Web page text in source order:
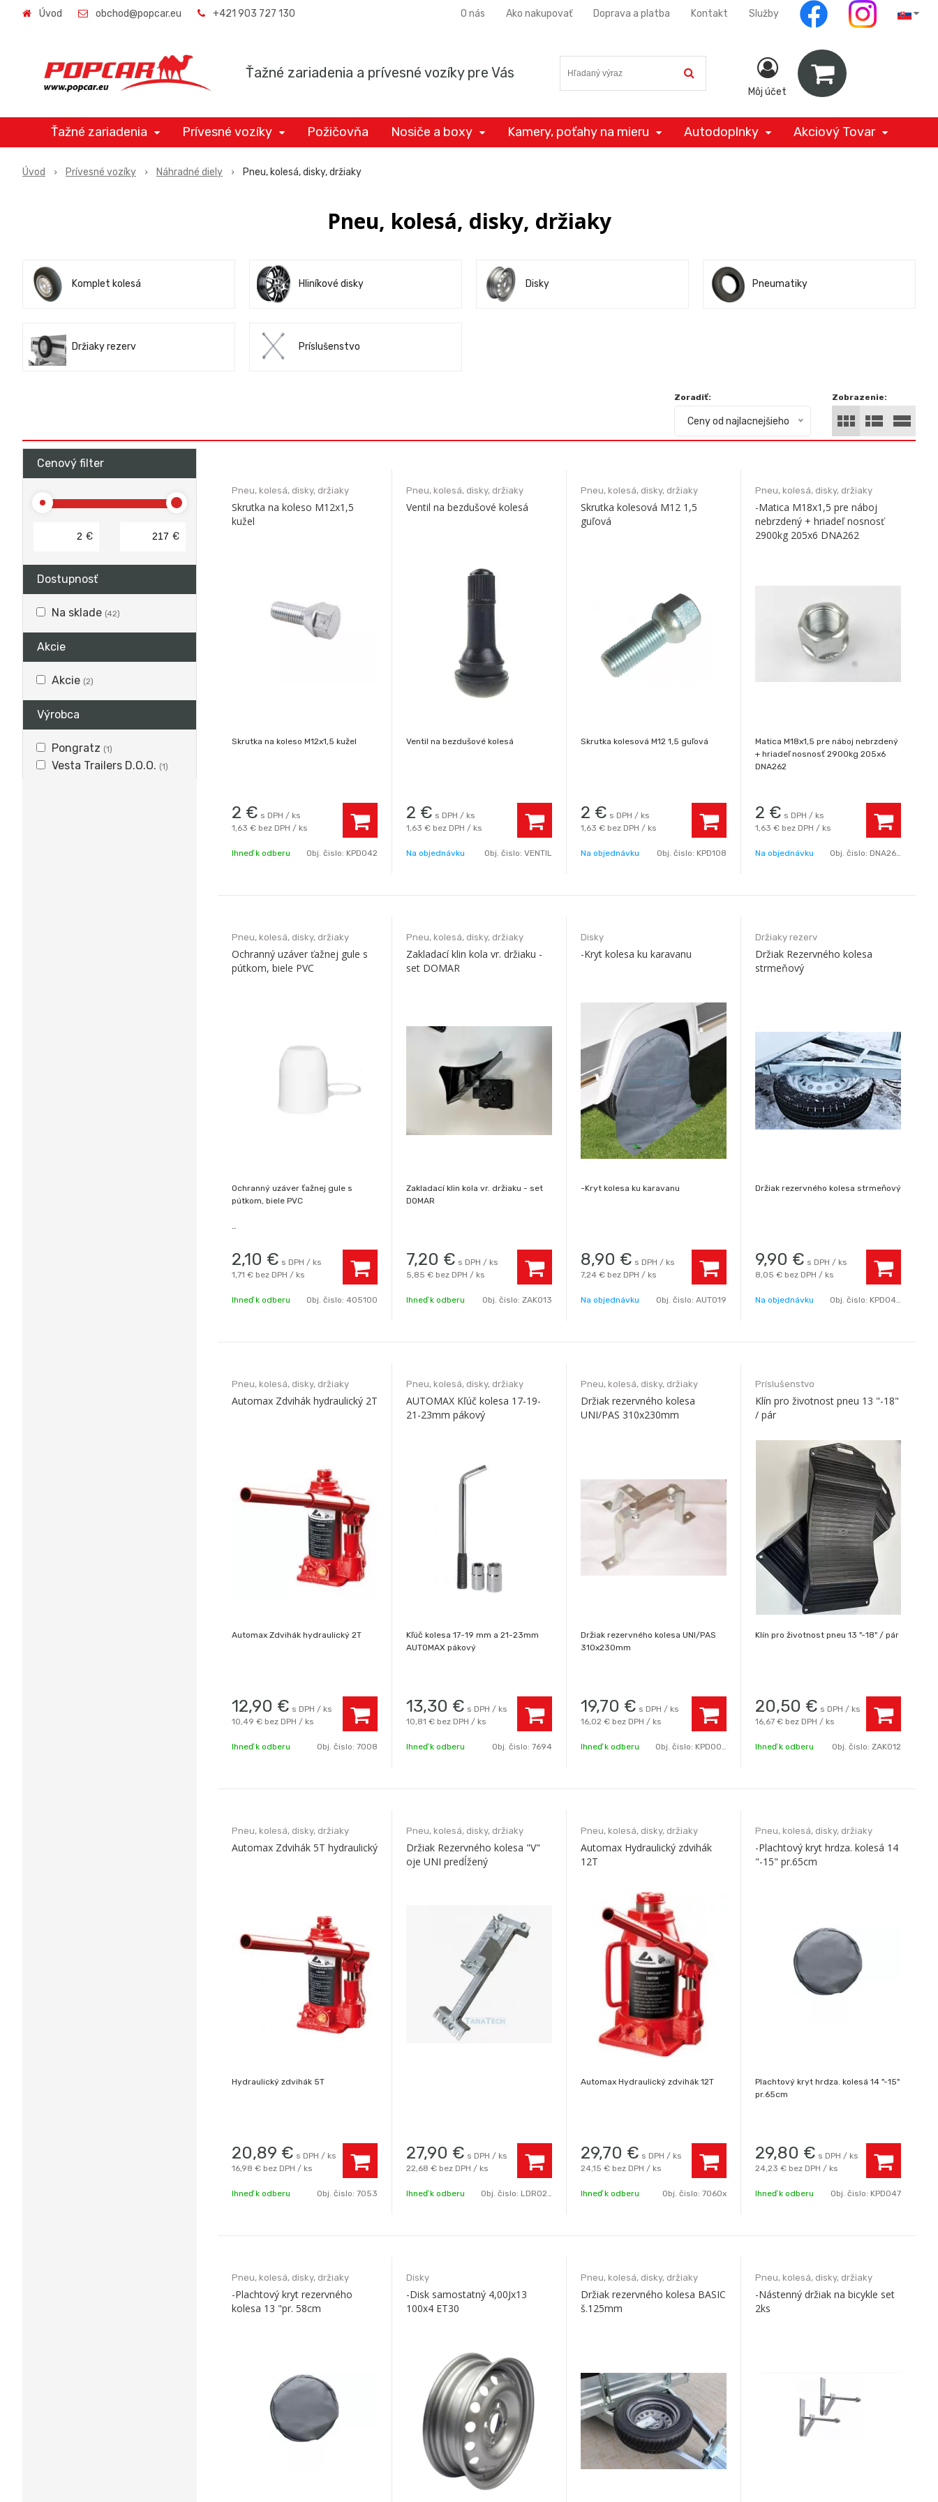
Ťažné zariadenia a prívesné vozíky pre Vás
Úvod obchod@popcar.eu +421 903 727 130 O nás Ako nakupovať Doprava a platba Kontakt Služby
Môj účet
Ťažné zariadenia Prívesné vozíky Požičovňa Nosiče a boxy Kamery, poťahy na mieru Autodoplnky Akciový Tovar
Úvod Prívesné vozíky Náhradné diely Pneu, kolesá, disky, držiaky
Pneu, kolesá, disky, držiaky
Komplet kolesá Hliníkové disky Disky Pneumatiky
Držiaky rezerv Príslušenstvo
Zobrazenie:
Zoradiť:
Ceny od najlacnejšieho
Cenový filter
€ €
Dostupnosť
Na sklade (42)
Akcie
Akcie (2)
Výrobca
Pongratz (1)
Vesta Trailers D.O.O. (1)
Pneu, kolesá, disky, držiaky
Skrutka na koleso M12x1,5
kužel
Skrutka na koleso M12x1,5 kužel
2 € s DPH / ks
1,63 € bez DPH / ks
Ihneď k odberu Obj. čislo: KPD042
Pneu, kolesá, disky, držiaky
Ventil na bezdušové kolesá
Ventil na bezdušové kolesá
2 € s DPH / ks
1,63 € bez DPH / ks
Na objednávku Obj. čislo: VENTIL
Pneu, kolesá, disky, držiaky
Skrutka kolesová M12 1,5
guľová
Skrutka kolesová M12 1,5 guľová
2 € s DPH / ks
1,63 € bez DPH / ks
Na objednávku Obj. čislo: KPD108
Pneu, kolesá, disky, držiaky
-Matica M18x1,5 pre náboj
nebrzdený + hriadeľ nosnosť
2900kg 205x6 DNA262
Matica M18x1,5 pre náboj nebrzdený
+ hriadeľ nosnosť 2900kg 205x6
DNA262
2 € s DPH / ks
1,63 € bez DPH / ks
Na objednávku Obj. čislo: DNA263
Pneu, kolesá, disky, držiaky
Ochranný uzáver ťažnej gule s
pútkom, biele PVC
Ochranný uzáver ťažnej gule s
pútkom, biele PVC
2,10 € s DPH / ks
1,71 € bez DPH / ks
Ihneď k odberu Obj. čislo: 405100
Pneu, kolesá, disky, držiaky
Zakladací klin kola vr. držiaku -
set DOMAR
Zakladací klin kola vr. držiaku - set
DOMAR
7,20 € s DPH / ks
5,85 € bez DPH / ks
Ihneď k odberu Obj. čislo: ZAK013
Disky
-Kryt kolesa ku karavanu
-Kryt kolesa ku karavanu
8,90 € s DPH / ks
7,24 € bez DPH / ks
Na objednávku Obj. čislo: AUT019
Držiaky rezerv
Držiak Rezervného kolesa
strmeňový
Držiak rezervného kolesa strmeňový
9,90 € s DPH / ks
8,05 € bez DPH / ks
Na objednávku Obj. čislo: KPD048
Pneu, kolesá, disky, držiaky
Automax Zdvihák hydraulický 2T
Automax Zdvihák hydraulický 2T
12,90 € s DPH / ks
10,49 € bez DPH / ks
Ihneď k odberu Obj. čislo: 7008
Pneu, kolesá, disky, držiaky
AUTOMAX Kľúč kolesa 17-19-
21-23mm pákový
Kľúč kolesa 17-19 mm a 21-23mm
AUTOMAX pákový
13,30 € s DPH / ks
10,81 € bez DPH / ks
Ihneď k odberu Obj. čislo: 7694
Pneu, kolesá, disky, držiaky
Držiak rezervného kolesa
UNI/PAS 310x230mm
Držiak rezervného kolesa UNI/PAS
310x230mm
19,70 € s DPH / ks
16,02 € bez DPH / ks
Ihneď k odberu Obj. čislo: KPD008
Príslušenstvo
Klín pro životnost pneu 13 "-18"
/ pár
Klín pro životnost pneu 13 "-18" / pár
20,50 € s DPH / ks
16,67 € bez DPH / ks
Ihneď k odberu Obj. čislo: ZAK012
Pneu, kolesá, disky, držiaky
Automax Zdvihák 5T hydraulický
Hydraulický zdvihák 5T
20,89 € s DPH / ks
16,98 € bez DPH / ks
Ihneď k odberu Obj. čislo: 7053
Pneu, kolesá, disky, držiaky
Držiak Rezervného kolesa "V"
oje UNI predĺžený
27,90 € s DPH / ks
22,68 € bez DPH / ks
Ihneď k odberu Obj. čislo: LDR023
Pneu, kolesá, disky, držiaky
Automax Hydraulický zdvihák
12T
Automax Hydraulický zdvihák 12T
29,70 € s DPH / ks
24,15 € bez DPH / ks
Ihneď k odberu Obj. čislo: 7060x
Pneu, kolesá, disky, držiaky
-Plachtový kryt hrdza. kolesá 14
"-15" pr.65cm
Plachtový kryt hrdza. kolesá 14 "-15"
pr.65cm
29,80 € s DPH / ks
24,23 € bez DPH / ks
Ihneď k odberu Obj. čislo: KPD047
Pneu, kolesá, disky, držiaky
-Plachtový kryt rezervného
kolesa 13 "pr. 58cm
Disky
-Disk samostatný 4,00Jx13
100x4 ET30
Pneu, kolesá, disky, držiaky
Držiak rezervného kolesa BASIC
š.125mm
Pneu, kolesá, disky, držiaky
-Nástenný držiak na bicykle set
2ks